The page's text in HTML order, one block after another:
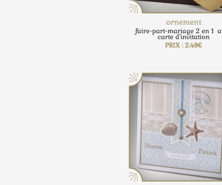
ornement
faire-part-mariage 2 en 1
carte d'invitation
PRIX : 2.48€